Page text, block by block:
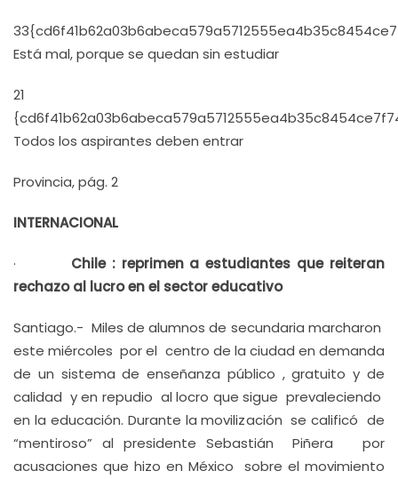
Está mal, porque se quedan sin estudiar
21
Todos los aspirantes deben entrar
Provincia, pág. 2
INTERNACIONAL
· Chile : reprimen a estudiantes que reiteran
rechazo al lucro en el sector educativo
Santiago.- Miles de alumnos de secundaria marcharon
este miércoles por el centro de la ciudad en demanda
de un sistema de enseñanza público , gratuito y de
calidad y en repudio al locro que sigue prevaleciendo
en la educación. Durante la movilización se calificó de
“mentiroso” al presidente Sebastián Piñera por
acusaciones que hizo en México sobre el movimiento